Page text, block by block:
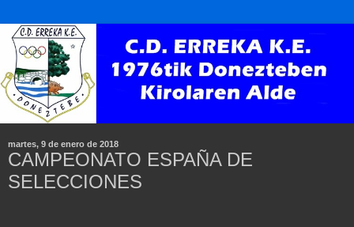
martes, 9 de enero de 2018
CAMPEONATO ESPAÑA DE
SELECCIONES